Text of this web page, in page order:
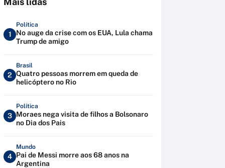
1
Política
No auge da crise com os EUA, Lula chama
Trump de amigo
2
Brasil
Quatro pessoas morrem em queda de
helicóptero no Rio
3
Política
Moraes nega visita de filhos a Bolsonaro
no Dia dos Pais
4
Mundo
Pai de Messi morre aos 68 anos na
Argentina